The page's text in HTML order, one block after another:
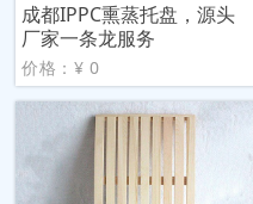
成都IPPC熏蒸托盘，源头
厂家一条龙服务
价格：¥ 0